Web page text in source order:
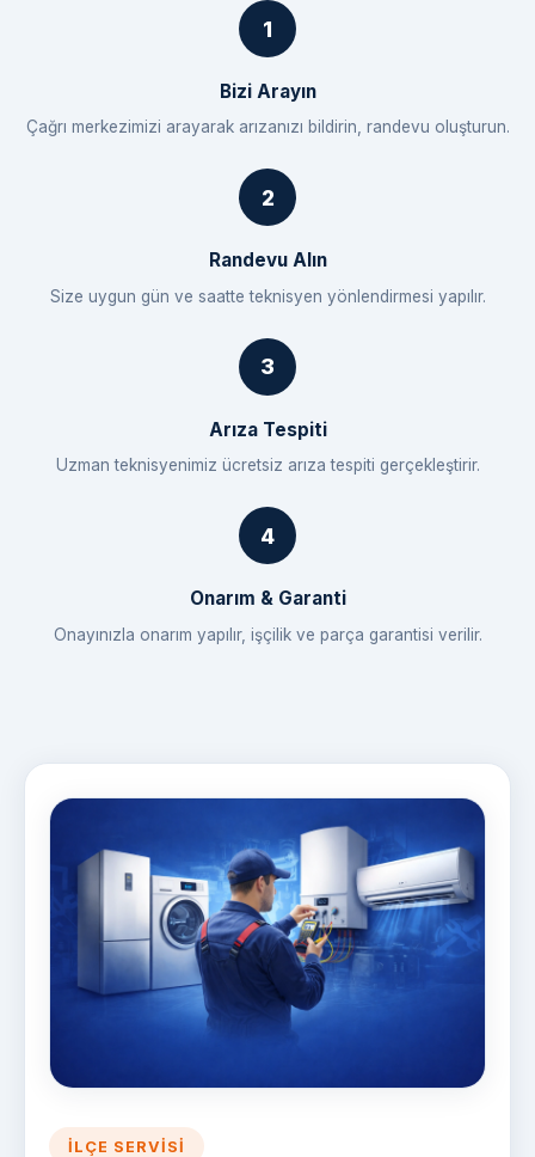
Bizi Arayın
Çağrı merkezimizi arayarak arızanızı bildirin, randevu oluşturun.
Randevu Alın
Size uygun gün ve saatte teknisyen yönlendirmesi yapılır.
Arıza Tespiti
Uzman teknisyenimiz ücretsiz arıza tespiti gerçekleştirir.
Onarım & Garanti
Onayınızla onarım yapılır, işçilik ve parça garantisi verilir.
İLÇE SERVISI